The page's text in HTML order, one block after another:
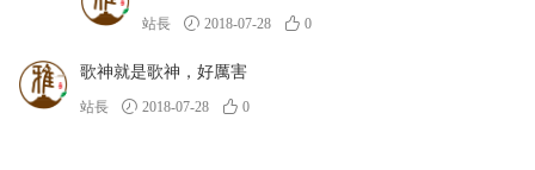
站長 2018-07-28 0
歌神就是歌神，好厲害
站長 2018-07-28 0